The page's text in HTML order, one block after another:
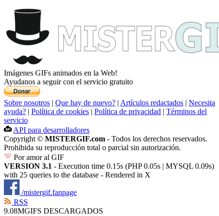
Imágenes GIFs animados en la Web!
Ayudanos a seguir con el servicio gratuito
Sobre nosotros Que hay de nuevo? Artículos redactados
Necesita
ayuda?
Política de cookies Política de privacidad
Términos del
servicio
API para desarrolladores
Copyright © MISTERGIF.com - Todos los derechos reservados.
Prohibida su reproducción total o parcial sin autorización.
Por amor al GIF
VERSION 3.1 - Execution time 0.15s (PHP 0.05s | MYSQL 0.09s)
with 25 queries to the database - Rendered in X
/mistergif.fanpage
RSS
9.08MGIFS DESCARGADOS